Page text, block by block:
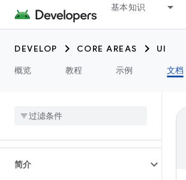
基本知识
DEVELOP CORE AREAS
UI
概览
教程 示例 文档
简介